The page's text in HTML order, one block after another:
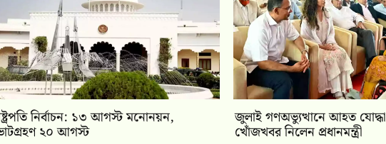
নির্বাচন: ১৩ আগস্ট মনোনয়ন,
২০ আগস্ট
জুলাই গণঅভ্যুত্থানে আহত
খোঁজখবর নিলেন প্রধানমন্ত্রী